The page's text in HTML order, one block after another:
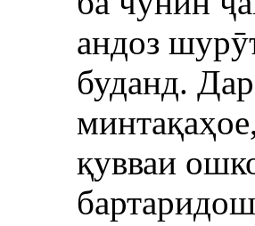
андоз
буданд. Дар
қувваи